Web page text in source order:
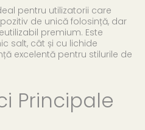
pentru utilizatorii care
de unică folosință, dar
premium. Este
salt, cât și cu lichide
excelentă pentru stilurile de
Principale